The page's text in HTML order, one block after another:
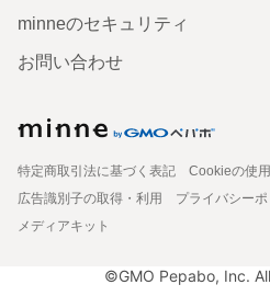
minneのセキュリティ
お問い合わせ
特定商取引法に基づく表記
Cookieの使
広告識別子の取得・利用
プライバシー
メディアキット
©GMO Pepabo, Inc.